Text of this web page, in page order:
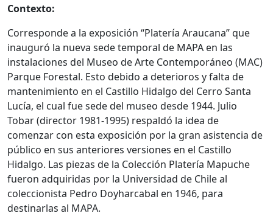
Contexto:
Corresponde a la exposición “Platería Araucana” que
inauguró la nueva sede temporal de MAPA en las
instalaciones del Museo de Arte Contemporáneo (MAC)
Parque Forestal. Esto debido a deterioros y falta de
mantenimiento en el Castillo Hidalgo del Cerro Santa
Lucía, el cual fue sede del museo desde 1944. Julio
Tobar (director 1981-1995) respaldó la idea de
comenzar con esta exposición por la gran asistencia de
público en sus anteriores versiones en el Castillo
Hidalgo. Las piezas de la Colección Platería Mapuche
fueron adquiridas por la Universidad de Chile al
coleccionista Pedro Doyharcabal en 1946, para
destinarlas al MAPA.